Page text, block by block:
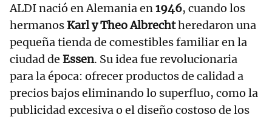
ALDI nació en Alemania en1946, cuando los
hermanosKarl y Theo Albrechtheredaron una
pequeña tienda de comestibles familiar en la
ciudad de Essen. Su idea fue revolucionaria
para la época: ofrecer productos de calidad a
precios bajos eliminando lo superfluo, como la
publicidad excesiva o el diseño costoso de los